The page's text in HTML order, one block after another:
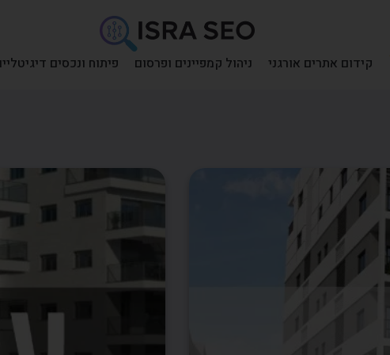
קידום אתרים אורגני ניהול קמפיינים ופרסום פיתוח ונכסים